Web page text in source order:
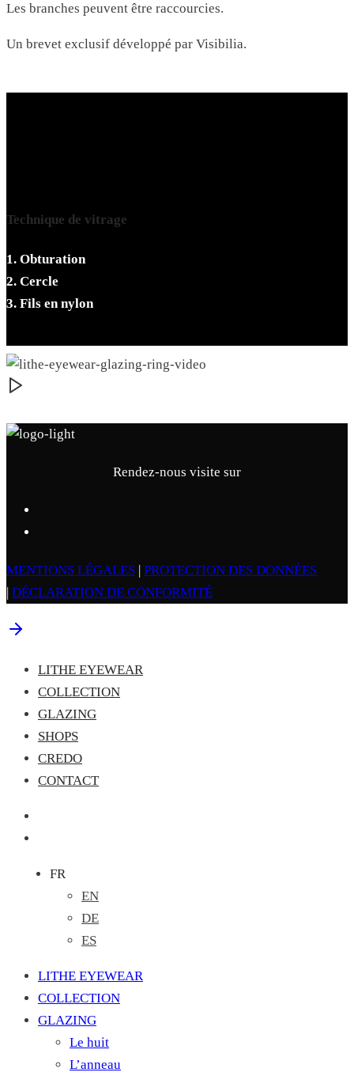
Les branches peuvent être raccourcies.
Un brevet exclusif développé par Visibilia.
Technique de vitrage
1. Obturation
2. Cercle
3. Fils en nylon
Rendez-nous visite sur
MENTIONS LÉGALES | PROTECTION DES DONNÉES
| DÉCLARATION DE CONFORMITÉ
LITHE EYEWEAR
COLLECTION
GLAZING
SHOPS
CREDO
CONTACT
FR
EN
DE
ES
LITHE EYEWEAR
COLLECTION
GLAZING
Le huit
L’anneau